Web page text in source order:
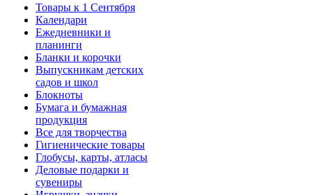
Товары к 1 Сентября
Календари
Ежедневники и
планинги
Бланки и корочки
Выпускникам детских
садов и школ
Блокноты
Бумага и бумажная
продукция
Все для творчества
Гигиенические товары
Глобусы, карты, атласы
Деловые подарки и
сувениры